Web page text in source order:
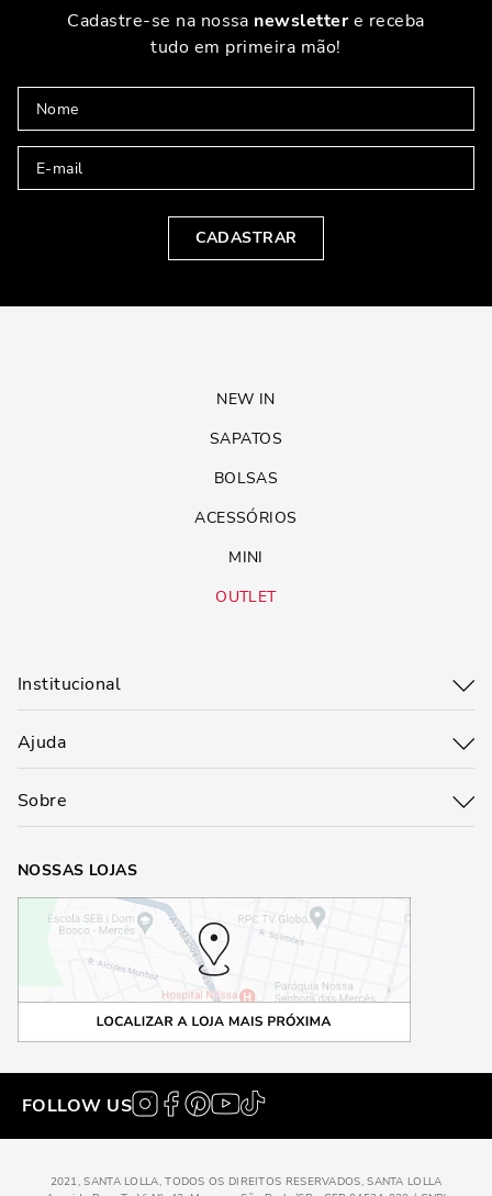
Cadastre-se na nossa newslettere receba
tudo em primeira mão!
CADASTRAR
NEW IN
SAPATOS
BOLSAS
ACESSÓRIOS
MINI
OUTLET
Institucional
Ajuda
Sobre
NOSSAS LOJAS
FOLLOW US
2021, SANTA LOLLA, TODOS OS DIREITOS RESERVADOS, SANTA LOLLA